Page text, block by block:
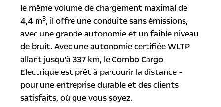
le même volume de chargement maximal de
4,4 m3, il offre une conduite sans émissions,
avec une grande autonomie et un faible niveau
de bruit. Avec une autonomie certifiée WLTP
allant jusqu'à 337 km, le Combo Cargo
Electrique est prêt à parcourir la distance -
pour une entreprise durable et des clients
satisfaits, où que vous soyez.